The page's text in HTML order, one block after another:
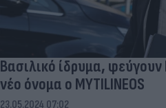
Βασιλικό ίδρυμα,
νέο όνομα ο MYTILINEOS
23.05.2024 07:02